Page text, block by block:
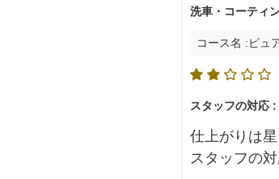
洗車・コーティ
コース名 :ピュ
スタッフの対応 :
仕上がりは星
スタッフの